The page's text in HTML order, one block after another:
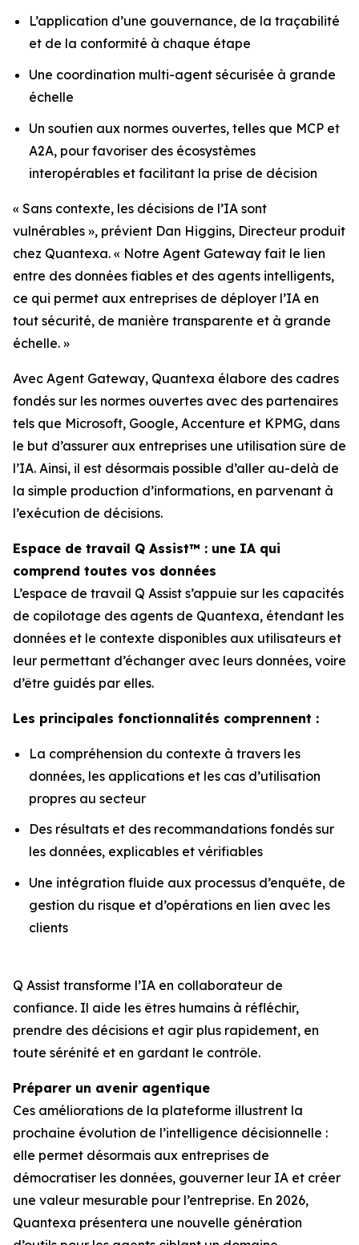
L’application d’une gouvernance, de la traçabilité
et de la conformité à chaque étape
Une coordination multi-agent sécurisée à grande
échelle
Un soutien aux normes ouvertes, telles que MCP et
A2A, pour favoriser des écosystèmes
interopérables et facilitant la prise de décision
« Sans contexte, les décisions de l’IA sont
vulnérables », prévient Dan Higgins, Directeur produit
chez Quantexa. « Notre Agent Gateway fait le lien
entre des données fiables et des agents intelligents,
ce qui permet aux entreprises de déployer l’IA en
tout sécurité, de manière transparente et à grande
échelle. »
Avec Agent Gateway, Quantexa élabore des cadres
fondés sur les normes ouvertes avec des partenaires
tels que Microsoft, Google, Accenture et KPMG, dans
le but d’assurer aux entreprises une utilisation sûre de
l’IA. Ainsi, il est désormais possible d’aller au-delà de
la simple production d’informations, en parvenant à
l’exécution de décisions.
Espace de travail Q Assist™ : une IA qui
comprend toutes vos données
L’espace de travail Q Assist s’appuie sur les capacités
de copilotage des agents de Quantexa, étendant les
données et le contexte disponibles aux utilisateurs et
leur permettant d’échanger avec leurs données, voire
d’être guidés par elles.
Les principales fonctionnalités comprennent :
La compréhension du contexte à travers les
données, les applications et les cas d’utilisation
propres au secteur
Des résultats et des recommandations fondés sur
les données, explicables et vérifiables
Une intégration fluide aux processus d’enquête, de
gestion du risque et d’opérations en lien avec les
clients
Q Assist transforme l’IA en collaborateur de
confiance. Il aide les êtres humains à réfléchir,
prendre des décisions et agir plus rapidement, en
toute sérénité et en gardant le contrôle.
Préparer un avenir agentique
Ces améliorations de la plateforme illustrent la
prochaine évolution de l’intelligence décisionnelle :
elle permet désormais aux entreprises de
démocratiser les données, gouverner leur IA et créer
une valeur mesurable pour l’entreprise. En 2026,
Quantexa présentera une nouvelle génération